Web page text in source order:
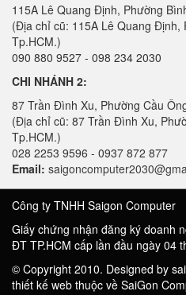
115A Lê Quang Định, Phường
(Địa chỉ cũ: 115A Lê Quang Định,
Tp.HCM.)
090 880 9527 - 098 234 2030
CHI NHÁNH 2:
87 Trần Đình Xu, Phường Cầu
(Địa chỉ cũ: 87 Trần Đình Xu,
Tp.HCM.)
028 2253 9596 - 0937 872 877
Email:
Công ty TNHH Saigon Computer
Giấy chứng nhận đăng ký doanh
ĐT TP.HCM cấp lần đầu ngày 04
© Copyright 2010. Designed by
thiết kế web thuộc về SaiGon